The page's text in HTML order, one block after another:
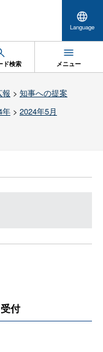
Language
ド検索 メニュー
報 > 知事への提案
年> 2024年5月
付